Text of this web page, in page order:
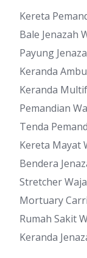
Kereta
Bale Jenazah
Payung
Keranda
Keranda
Pemandian
Tenda
Kereta Mayat
Bendera
Stretcher
Mortuary
Rumah Sakit
Keranda